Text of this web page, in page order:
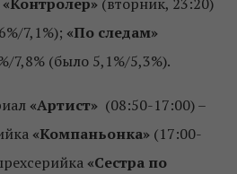
7,1%); «По следам»
7,8% (было 5,1%/5,3%).
«Артист» (08:50-17:00) –
«Компаньонка» (17:00-
«Сестра по